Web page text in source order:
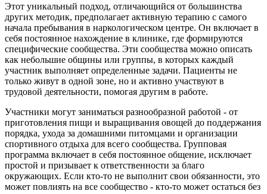
Этот уникальный подход, отличающийся от большинства
других методик, предполагает активную терапию с самого
начала пребывания в наркологическом центре. Он включает в
себя постоянное нахождение в клинике, где формируются
специфические сообщества. Эти сообщества можно описать
как небольшие общины или группы, в которых каждый
участник выполняет определенные задачи. Пациенты не
только живут в одной зоне, но и активно участвуют в
трудовой деятельности, помогая другим в работе.
Участники могут заниматься разнообразной работой - от
приготовления пищи и выращивания овощей до поддержания
порядка, ухода за домашними питомцами и организации
спортивного отдыха для всего сообщества. Групповая
программа включает в себя постоянное общение, исключает
простой и призывает к ответственности за благо
окружающих. Если кто-то не выполнит свои обязанности, это
может повлиять на все сообщество - кто-то может остаться без